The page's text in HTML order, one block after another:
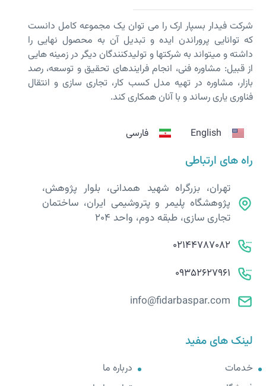
شرکت فیدار بسپار ارک را می توان یک مجموعه کامل دانست
که توانایی پروراندن ایده و تبدیل آن به محصول نهایی را
داشته و می­تواند به شرکت­ها و تولیدکنندگان دیگر در زمینه هایی
از قبیل: مشاوره فنی، انجام فرایندهای تحقیق و توسعه، رصد
بازار، مشاوره در تهیه مدل کسب کار، تجاری سازی و انتقال
فناوری یاری رساند و با آنان همکاری کند.
English فارسی
راه های ارتباطی
تهران، بزرگراه شهید همدانی، بلوار پژوهش،
پژوهشگاه پلیمر و پتروشیمی ایران، ساختمان
تجاری سازی، طبقه دوم، واحد 204
02144787082
09352627961
info@fidarbaspar.com
لینک های مفید
خدمات
درباره ما